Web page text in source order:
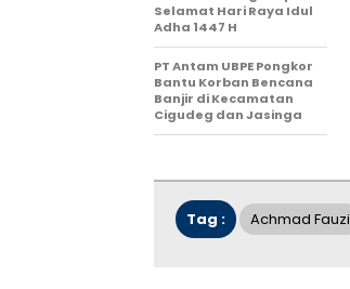
Selamat Hari Raya Idul
Adha 1447 H
PT Antam UBPE Pongkor
Bantu Korban Bencana
Banjir di Kecamatan
Cigudeg dan Jasinga
Tag : Achmad Fauzi